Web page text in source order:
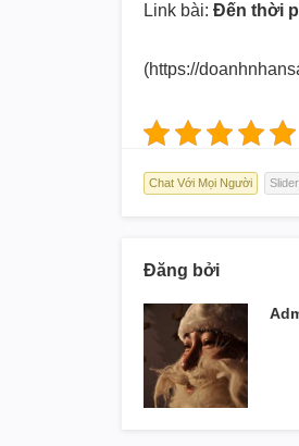
Link bài: Đến thời
(https://
Chat Với Mọi Người Slider
Đăng bởi